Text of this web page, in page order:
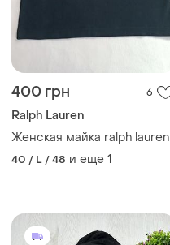
400 грн 6
Ralph Lauren
Женская майка ralph lauren
40 / L / 48 и еще 1